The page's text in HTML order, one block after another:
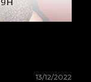
13/12/2022